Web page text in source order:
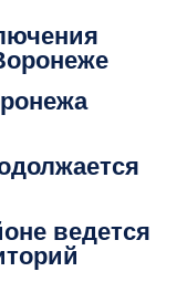
ведется